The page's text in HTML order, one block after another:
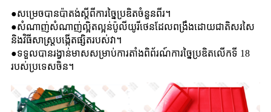
●សម្រេចបានប៉ាតង់ស្តីពីការច្នៃប្រឌិតចំនួនពីរ។
●សំណាញ់​សំណាញ់​ល្អិត​ល្អន់​ប៉ូលីយូរីថេន​ដែល​ពង្រឹង​ដោយ​ជាតិ​សរសៃ
និង​វិធីសាស្ត្រ​បង្កើត​ផ្សិត​របស់​វា។
●ទទួលបានរង្វាន់មាសសម្រាប់ការតាំងពិព័រណ៍ការច្នៃប្រឌិតលើកទី 18
របស់ប្រទេសចិន។